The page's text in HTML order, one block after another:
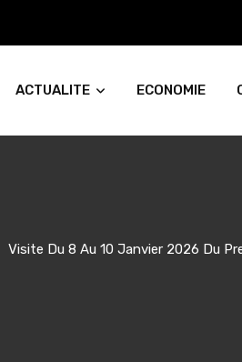
ACTUALITE ECONOMIE
Visite Du 8 Au 10 Janvier 2026 Du